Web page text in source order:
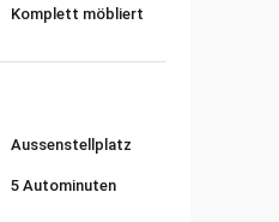
Komplett möbliert
Aussenstellplatz
5 Autominuten